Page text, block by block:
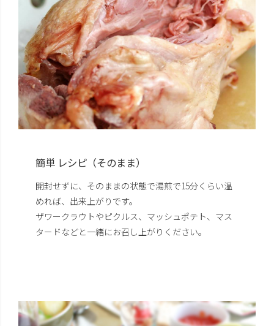
簡単 レシピ（そのまま）
開封せずに、そのままの状態で湯煎で15分くらい温
めれば、出来上がりです。
ザワークラウトやピクルス、マッシュポテト、マス
タードなどと一緒にお召し上がりください。